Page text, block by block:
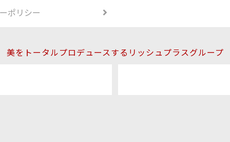
ポリシー
美をトータルプロデュースするリッシュプラスグループ